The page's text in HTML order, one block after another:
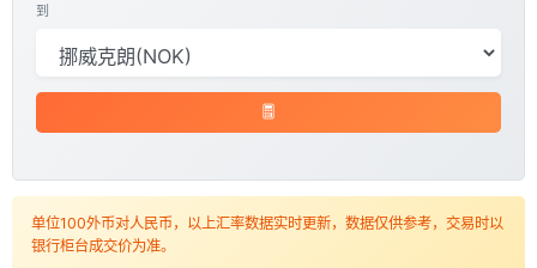
到
单位100外币对人民币，以上汇率数据实时更新，数据仅供参考，交易时以
银行柜台成交价为准。